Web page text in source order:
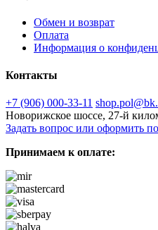
Обмен и возврат
Оплата
Информация о
Контакты
+7 (906) 000-33-11
Новорижское шоссе, 27-й
Задать вопрос или оформить
Принимаем к оплате: